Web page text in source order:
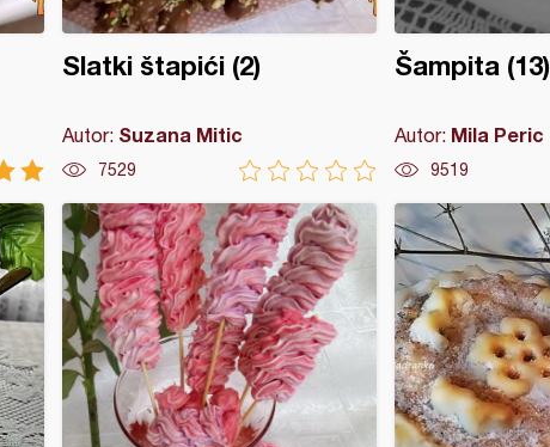
Slatki štapići (2)
Autor: Suzana Mitic
7529
Šampita (13)
Autor: Mila Peric
9519